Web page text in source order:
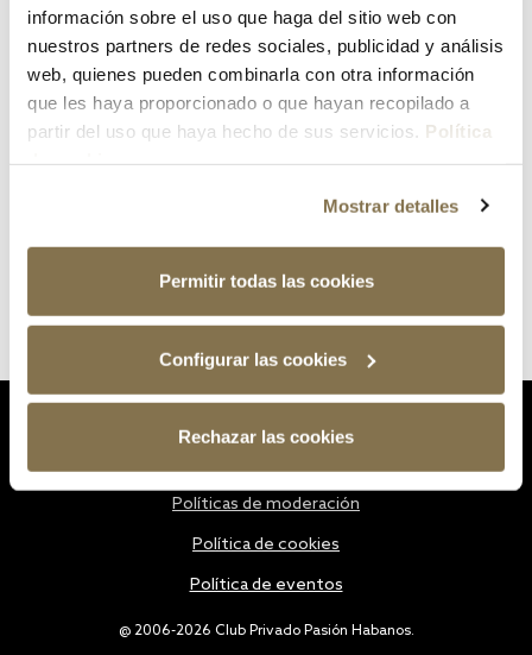
información sobre el uso que haga del sitio web con
nuestros partners de redes sociales, publicidad y análisis
web, quienes pueden combinarla con otra información
que les haya proporcionado o que hayan recopilado a
partir del uso que haya hecho de sus servicios. Política
Mostrar detalles
Permitir todas las cookies
Configurar las cookies
Rechazar las cookies
¿Has olvidado tu contraseña?
@ 2006-2026 Club Privado Pasión Habanos.
Políticas de moderación
Política de cookies
Política de eventos